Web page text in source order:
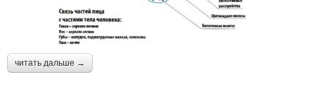
читать дальше →